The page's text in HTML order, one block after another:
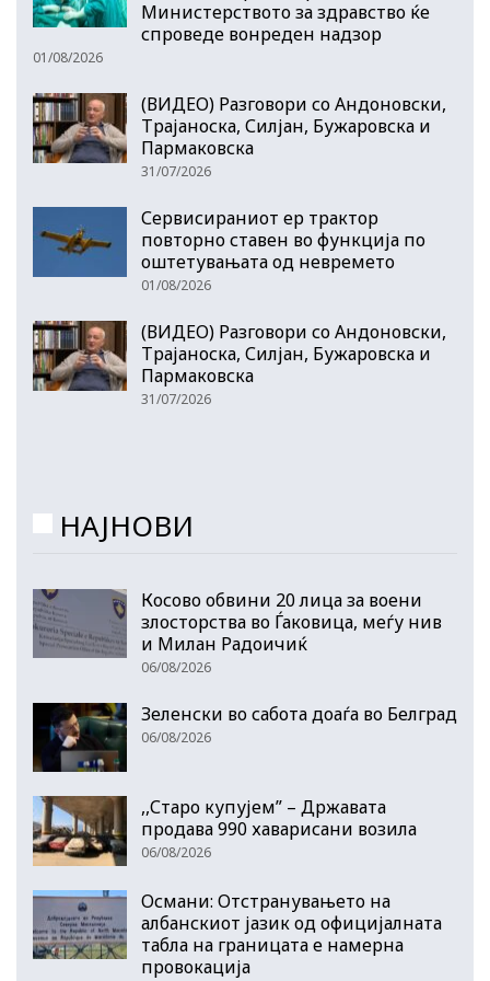
Министерството за здравство ќе
спроведе вонреден надзор
01/08/2026
(ВИДЕО) Разговори со Андоновски,
Трајаноска, Силјан, Бужаровска и
Пармаковска
31/07/2026
Сервисираниот ер трактор
повторно ставен во функција по
оштетувањата од невремето
01/08/2026
(ВИДЕО) Разговори со Андоновски,
Трајаноска, Силјан, Бужаровска и
Пармаковска
31/07/2026
НАЈНОВИ
Косово обвини 20 лица за воени
злосторства во Ѓаковица, меѓу нив
и Милан Радоичиќ
06/08/2026
Зеленски во сабота доаѓа во Белград
06/08/2026
,,Старо купујем” – Државата
продава 990 хаварисани возила
06/08/2026
Османи: Отстранувањето на
албанскиот јазик од официјалната
табла на границата е намерна
провокација